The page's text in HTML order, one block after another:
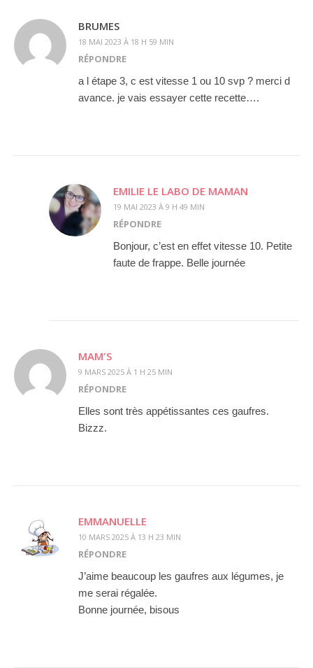
BRUMES
18 MAI 2023 À 18 H 59 MIN
RÉPONDRE
a l étape 3, c est vitesse 1 ou 10 svp ? merci d
avance. je vais essayer cette recette….
EMILIE LE LABO DE MAMAN
19 MAI 2023 À 9 H 49 MIN
RÉPONDRE
Bonjour, c’est en effet vitesse 10. Petite
faute de frappe. Belle journée
MAM'S
9 MARS 2025 À 1 H 25 MIN
RÉPONDRE
Elles sont très appétissantes ces gaufres.
Bizzz.
EMMANUELLE
10 MARS 2025 À 13 H 23 MIN
RÉPONDRE
J’aime beaucoup les gaufres aux légumes, je
me serai régalée.
Bonne journée, bisous